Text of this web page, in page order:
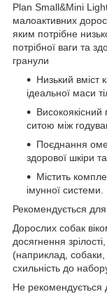
Plan Small&Mini
малоактивних
яким потрібне
потрібної ваги та
гранули
Низький вміст
ідеальної маси
ситою між
Поєднання
здорової шкіри
Містить
імунної системи.
Рекомендується
Дорослих собак
досягнення
(наприклад, собаки,
схильність до
Не рекомендується